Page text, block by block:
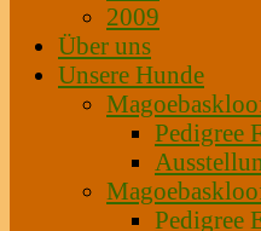
2009
Über uns
Unsere Hunde
Pedigree
Pedigree